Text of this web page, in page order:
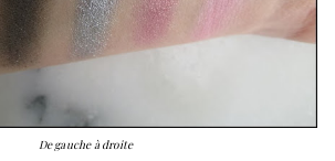
De gauche à droite